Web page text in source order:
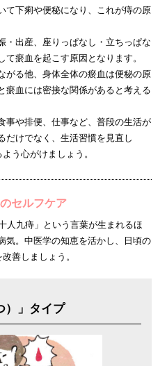
て下痢や便秘になり、これが痔の原
・出産、座りっぱなし・立ちっぱな
瘀血を起こす原因となります。
がる他、身体全体の瘀血は便秘の原
瘀血には密接な関係があると考える
事や排便、仕事など、普段の生活が
だけでなく、生活習慣を見直し
う心がけましょう。
セルフケア
人九痔」という言葉が生まれるほ
気。中医学の知恵を活かし、日頃の
善しましょう。
）」タイプ